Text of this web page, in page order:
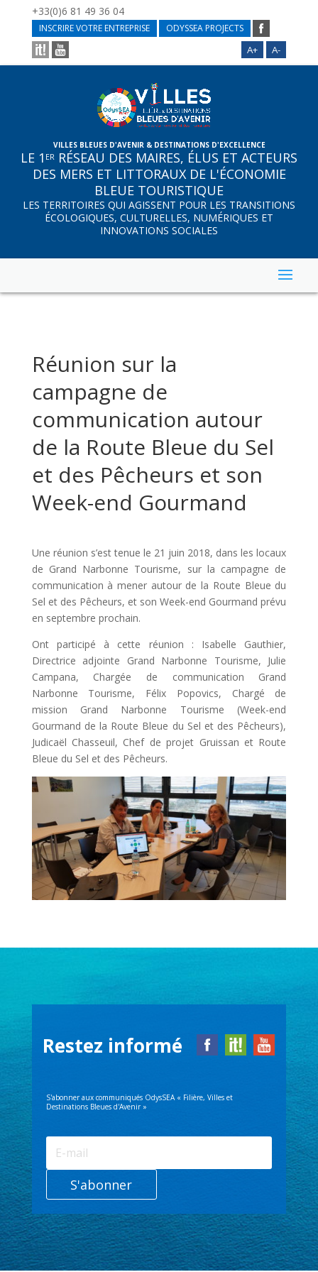
+33(0)6 81 49 36 04
INSCRIRE VOTRE ENTREPRISE ODYSSEA PROJECTS
A+ A-
VILLES BLEUES D'AVENIR & DESTINATIONS D'EXCELLENCE
LE 1 ER RÉSEAU DES MAIRES, ÉLUS ET ACTEURS
DES MERS ET LITTORAUX DE L'ÉCONOMIE
BLEUE TOURISTIQUE
LES TERRITOIRES QUI AGISSENT POUR LES TRANSITIONS
ÉCOLOGIQUES, CULTURELLES, NUMÉRIQUES ET
INNOVATIONS SOCIALES
Réunion sur la
campagne de
communication autour
de la Route Bleue du Sel
et des Pêcheurs et son
Week-end Gourmand
Une réunion s’est tenue le 21 juin 2018, dans les locaux
de Grand Narbonne Tourisme, sur la campagne de
communication à mener autour de la Route Bleue du
Sel et des Pêcheurs, et son Week-end Gourmand prévu
en septembre prochain.
Ont participé à cette réunion : Isabelle Gauthier,
Directrice adjointe Grand Narbonne Tourisme, Julie
Campana, Chargée de communication Grand
Narbonne Tourisme, Félix Popovics, Chargé de
mission Grand Narbonne Tourisme (Week-end
Gourmand de la Route Bleue du Sel et des Pêcheurs),
Judicaël Chasseuil, Chef de projet Gruissan et Route
Bleue du Sel et des Pêcheurs.
Restez informé
S'abonner aux communiqués OdysSEA « Filière, Villes et
Destinations Bleues d'Avenir »
S'abonner